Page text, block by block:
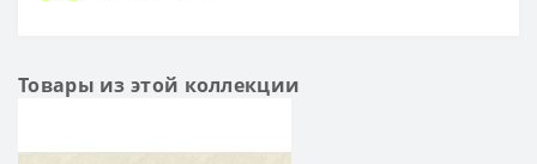
Товары из этой коллекции